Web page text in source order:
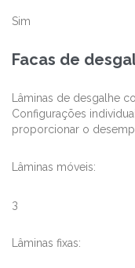
Sim
Facas de
Lâminas de desgalhe
Configurações
proporcionar o
Lâminas móveis:
3
Lâminas fixas: